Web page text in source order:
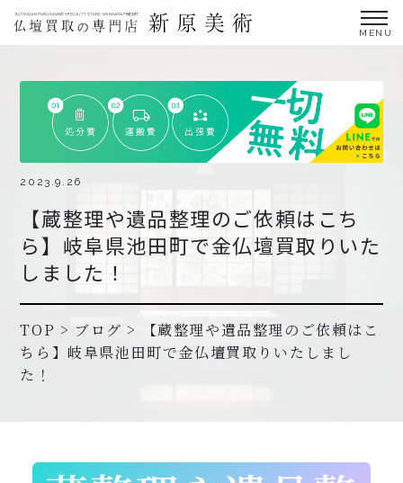
仏壇買取サービス
買取ステップ・お仏壇処分の流れ
ブログ
北陸三県外の方
よくあるご質問
協力店募集について
2023.9.26
【蔵整理や遺品整理のご依頼はこち
ら】岐阜県池田町で金仏壇買取りいた
しました！
TOP > ブログ >
【蔵整理や遺品整理のご依頼はこ
ちら】岐阜県池田町で金仏壇買取りいたしまし
た！